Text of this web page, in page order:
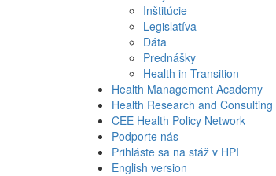
Inštitúcie
Legislatíva
Dáta
Prednášky
Health in Transition
Health Management Academy
Health Research and Consulting
CEE Health Policy Network
Podporte nás
Prihláste sa na stáž v HPI
English version